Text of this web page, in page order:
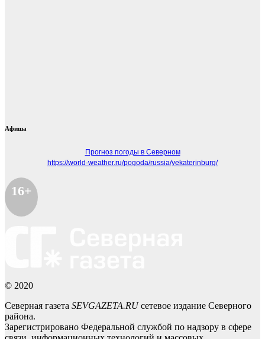
Афиша
Прогноз погоды в Северном
https://world-weather.ru/pogoda/russia/yekaterinburg/
16+
© 2020
Северная газета SEVGAZETA.RUсетевое издание Северного
района.
Зарегистрировано Федеральной службой по надзору в сфере